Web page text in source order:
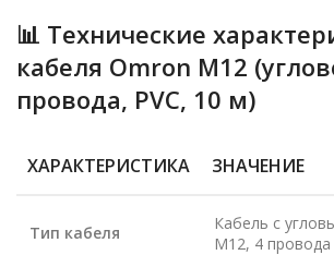
📊 Технические
кабеля Omron M12
провода, PVC, 10 м)
ХАРАКТЕРИСТИКА ЗНАЧЕНИЕ
Тип кабеля
Кабель с
M12, 4 провода